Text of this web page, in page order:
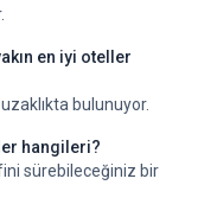
en iyi oteller
bulunuyor.
hangileri?
sürebileceğiniz bir